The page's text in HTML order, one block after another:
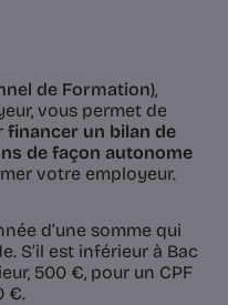
de Formation),
vous permet de
financer un bilan de
de façon autonome
votre employeur.
d’une somme qui
S’il est inférieur à Bac
500 €, pour un CPF
€.